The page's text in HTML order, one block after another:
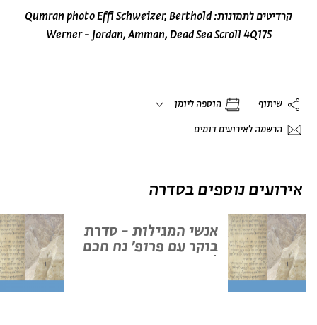
קרדיטים לתמונות: Qumran photo Effi Schweizer, Berthold
Werner - Jordan, Amman, Dead Sea Scroll 4Q175
שיתוף הוספה ליומן
הרשמה לאירועים דומים
אירועים נוספים בסדרה
אנשי המגילות - סדרת
בוקר עם פרופ' נח חכם